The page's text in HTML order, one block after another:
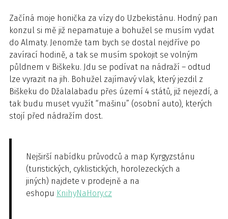
Začíná moje honička za vízy do Uzbekistánu. Hodný pan
konzul si mě již nepamatuje a bohužel se musím vydat
do Almaty. Jenomže tam bych se dostal nejdříve po
zavírací hodině, a tak se musím spokojit se volným
půldnem v Biškeku. Jdu se podívat na nádraží – odtud
lze vyrazit na jih. Bohužel zajímavý vlak, který jezdil z
Biškeku do Džalalabadu přes území 4 států, již nejezdí, a
tak budu muset využít “mašinu” (osobní auto), kterých
stojí před nádražím dost.
Nejširší nabídku průvodců a map Kyrgyzstánu
(turistických, cyklistických, horolezeckých a
jiných) najdete v prodejně a na
eshopu KnihyNaHory.cz